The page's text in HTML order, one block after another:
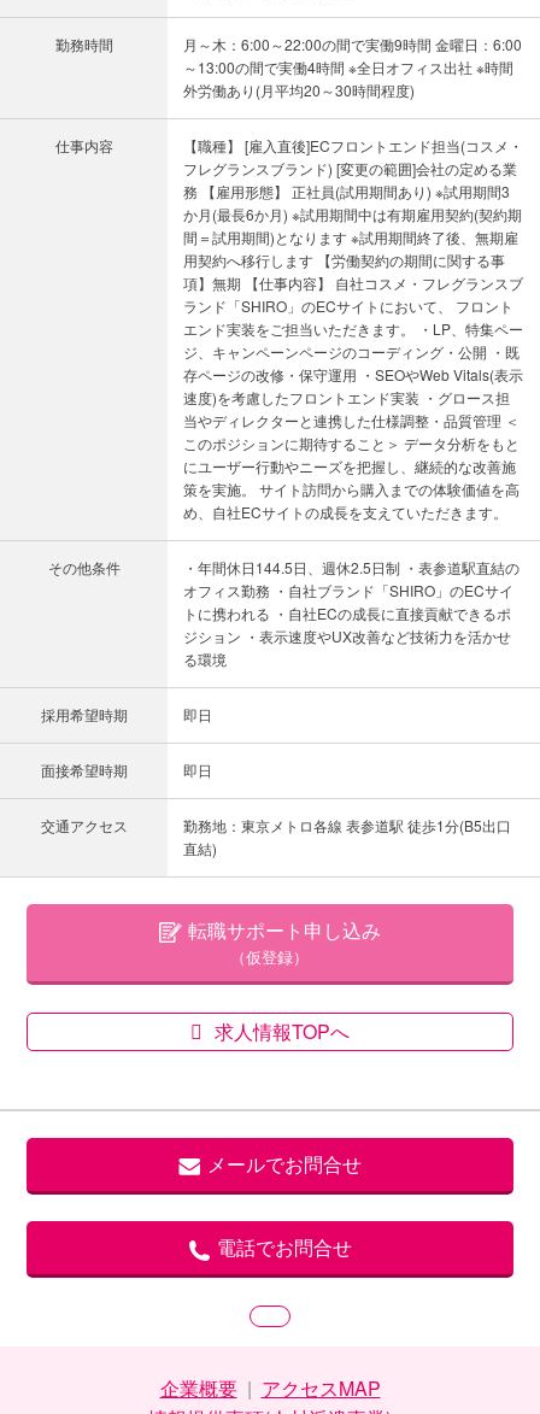
勤務時間
月～木：6:00～22:00の間で実働9時間 金曜日：6:00
～13:00の間で実働4時間 ※全日オフィス出社 ※時間
外労働あり(月平均20～30時間程度)
仕事内容
【職種】 [雇入直後]ECフロントエンド担当(コスメ・
フレグランスブランド) [変更の範囲]会社の定める業
務 【雇用形態】 正社員(試用期間あり) ※試用期間3
か月(最長6か月) ※試用期間中は有期雇用契約(契約期
間＝試用期間)となります ※試用期間終了後、無期雇
用契約へ移行します 【労働契約の期間に関する事
項】無期 【仕事内容】 自社コスメ・フレグランスブ
ランド「SHIRO」のECサイトにおいて、 フロント
エンド実装をご担当いただきます。 ・LP、特集ペー
ジ、キャンペーンページのコーディング・公開 ・既
存ページの改修・保守運用 ・SEOやWeb Vitals(表示
速度)を考慮したフロントエンド実装 ・グロース担
当やディレクターと連携した仕様調整・品質管理 ＜
このポジションに期待すること＞ データ分析をもと
にユーザー行動やニーズを把握し、継続的な改善施
策を実施。 サイト訪問から購入までの体験価値を高
め、自社ECサイトの成長を支えていただきます。
その他条件
・年間休日144.5日、週休2.5日制 ・表参道駅直結の
オフィス勤務 ・自社ブランド「SHIRO」のECサイ
トに携われる ・自社ECの成長に直接貢献できるポ
ジション ・表示速度やUX改善など技術力を活かせ
る環境
採用希望時期 即日
面接希望時期 即日
交通アクセス
勤務地：東京メトロ各線 表参道駅 徒歩1分(B5出口
直結)
転職サポート申し込み
（仮登録）
求人情報TOPへ
メールでお問合せ
電話でお問合せ
企業概要| アクセスMAP